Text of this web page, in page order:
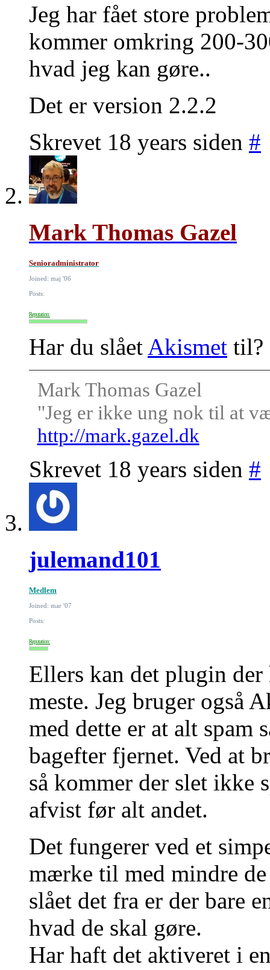
Jeg har fået store
kommer omkring 200-
hvad jeg kan gøre..
Det er version 2.2.2
Skrevet 18 years siden #
Mark Thomas Gazel
Senioradministrator
Joined: maj '06
Posts:
Reputation:
Har du slået Akismet til?
Mark Thomas Gazel
"Jeg er ikke ung nok til at
http://mark.gazel.dk
Skrevet 18 years siden #
julemand101
Medlem
Joined: mar '07
Posts:
Reputation:
Ellers kan det plugin der
meste. Jeg bruger også
med dette er at alt spam
bagefter fjernet. Ved at
så kommer der slet ikke
afvist før alt andet.
Det fungerer ved et
mærke til med mindre
slået det fra er der bare
hvad de skal gøre.
Har haft det aktiveret i